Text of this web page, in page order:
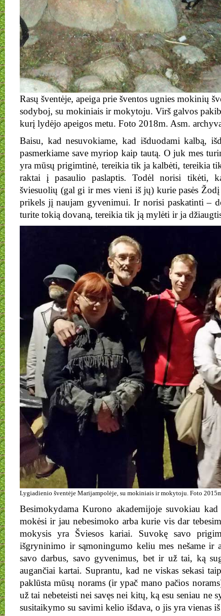
Rasų šventėje, apeiga prie šventos ugnies mokinių
sodyboj, su mokiniais ir mokytoju. Virš galvos
kurį lydėjo apeigos metu. Foto 2018m. Asm.
Baisu, kad nesuvokiame, kad išduodami kalbą,
pasmerkiame save myriop kaip tautą. O juk mes
yra mūsų prigimtinė, tereikia tik ja kalbėti, tereikia
raktai į pasaulio paslaptis. Todėl norisi tikėti,
šviesuolių (gal gi ir mes vieni iš jų) kurie pasės
prikels jį naujam gyvenimui. Ir norisi paskatinti –
turite tokią dovaną, tereikia tik ją mylėti ir ja
Lygiadienio šventėje Marijampolėje, su mokiniais ir mokytoju. Foto
Besimokydama Kurono akademijoje suvokiau
mokėsi ir jau nebesimoko arba kurie vis dar
mokysis yra Šviesos kariai. Suvokę savo
išgryninimo ir sąmoningumo keliu mes nešame ir
savo darbus, savo gyvenimus, bet ir už tai, ką
augančiai kartai. Suprantu, kad ne viskas sekasi
paklūsta mūsų norams (ir ypač mano pačios
už tai nebeteisti nei savęs nei kitų, ką esu seniau ne
susitaikymo su savimi kelio išdava, o jis yra vienas